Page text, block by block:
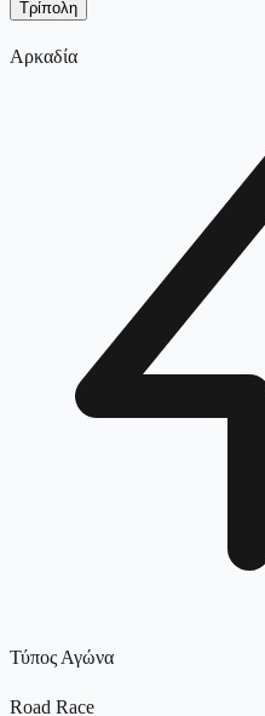
Τρίπολη
Αρκαδία
Τύπος Αγώνα
Road Race